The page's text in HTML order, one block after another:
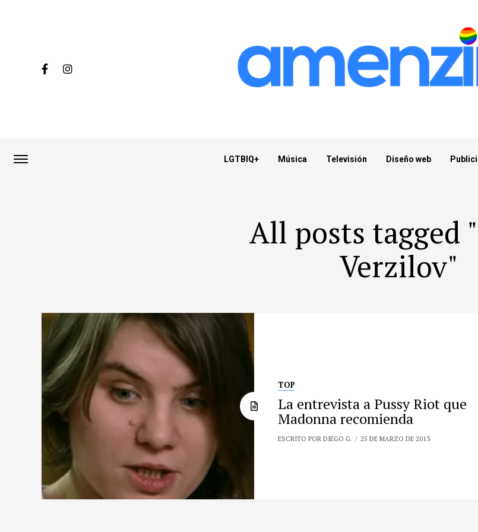
LGTBIQ+ Música Televisión Diseño web
All posts tagged
Verzilov"
TOP
La entrevista a Pussy Riot que
Madonna recomienda
ESCRITO POR DIEGO G. 25 DE MARZO DE 2013